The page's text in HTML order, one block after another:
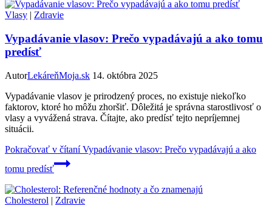
Vlasy Zdravie
Vypadávanie vlasov: Prečo vypadávajú a ako tomu
predísť
AutorLekáreňMoja.sk 14. októbra 2025
Vypadávanie vlasov je prirodzený proces, no existuje niekoľko
faktorov, ktoré ho môžu zhoršiť. Dôležitá je správna starostlivosť o
vlasy a vyvážená strava. Čítajte, ako predísť tejto nepríjemnej
situácii.
Pokračovať v čítaníVypadávanie vlasov: Prečo vypadávajú a ako
tomu predísť
Cholesterol | Zdravie